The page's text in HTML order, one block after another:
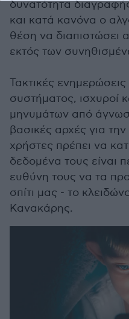
δυνατότητα
και κατά κανόνα ο
θέση να διαπιστώσει
εκτός των
Τακτικές ενημερώσεις
συστήματος, ισχυροί
μηνυμάτων από
βασικές αρχές για την
χρήστες πρέπει να
δεδομένα τους είναι
ευθύνη τους να τα
σπίτι μας - το
Κανακάρης.